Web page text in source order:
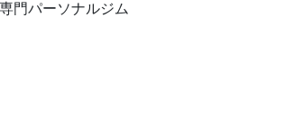
門パーソナルジム